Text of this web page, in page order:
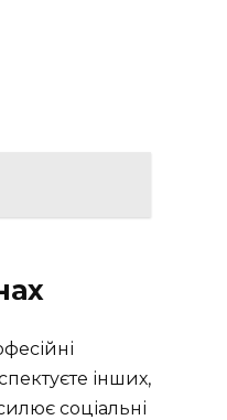
інших,
соціальні